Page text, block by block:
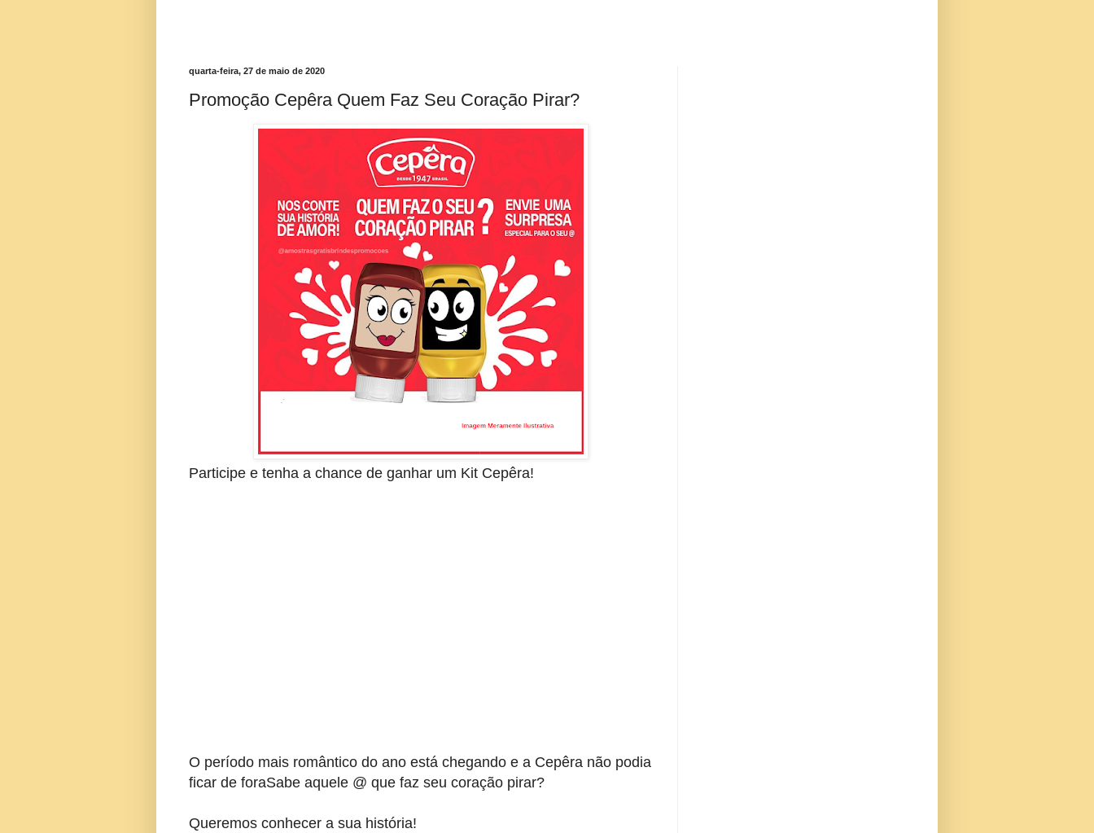
quarta-feira, 27 de maio de 2020
Promoção Cepêra Quem Faz Seu Coração Pirar?
Participe e tenha a chance de ganhar um Kit Cepêra!
O período mais romântico do ano está chegando e a Cepêra não podia
ficar de foraSabe aquele @ que faz seu coração pirar?
Queremos conhecer a sua história!